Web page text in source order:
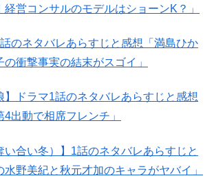
営コンサルのモデルはショーンK？」
話のネタバレあらすじと感想「満島ひか
の衝撃事実の結末がスゴイ」
】ドラマ1話のネタバレあらすじと感想
4出動で相席フレンチ」
い合い冬）】1話のネタバレあらすじと
野美紀と秋元才加のキャラがヤバイ」